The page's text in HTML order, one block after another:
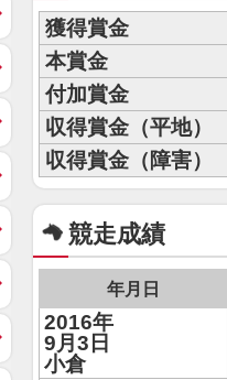
獲得賞金
本賞金
付加賞金
収得賞金（平地）
収得賞金（障害）
競走成績
年月日
2016年
9月3日
小倉